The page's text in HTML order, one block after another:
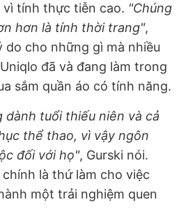
tính thực tiễn cao. "Chúng
hơn là tính thời trang",
do cho những gì mà nhiều
Uniqlo đã và đang làm trong
sắm quần áo có tính năng.
dành tuổi thiếu niên và cả
thể thao, vì vậy ngôn
đối với họ", Gurski nói.
là thứ làm cho việc
một trải nghiệm quen